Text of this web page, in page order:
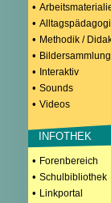
•
•
• Methodik /
• Bildersammlung
• Interaktiv
• Sounds
• Videos
INFOTHEK
• Forenbereich
• Schulbibliothek
• Linkportal